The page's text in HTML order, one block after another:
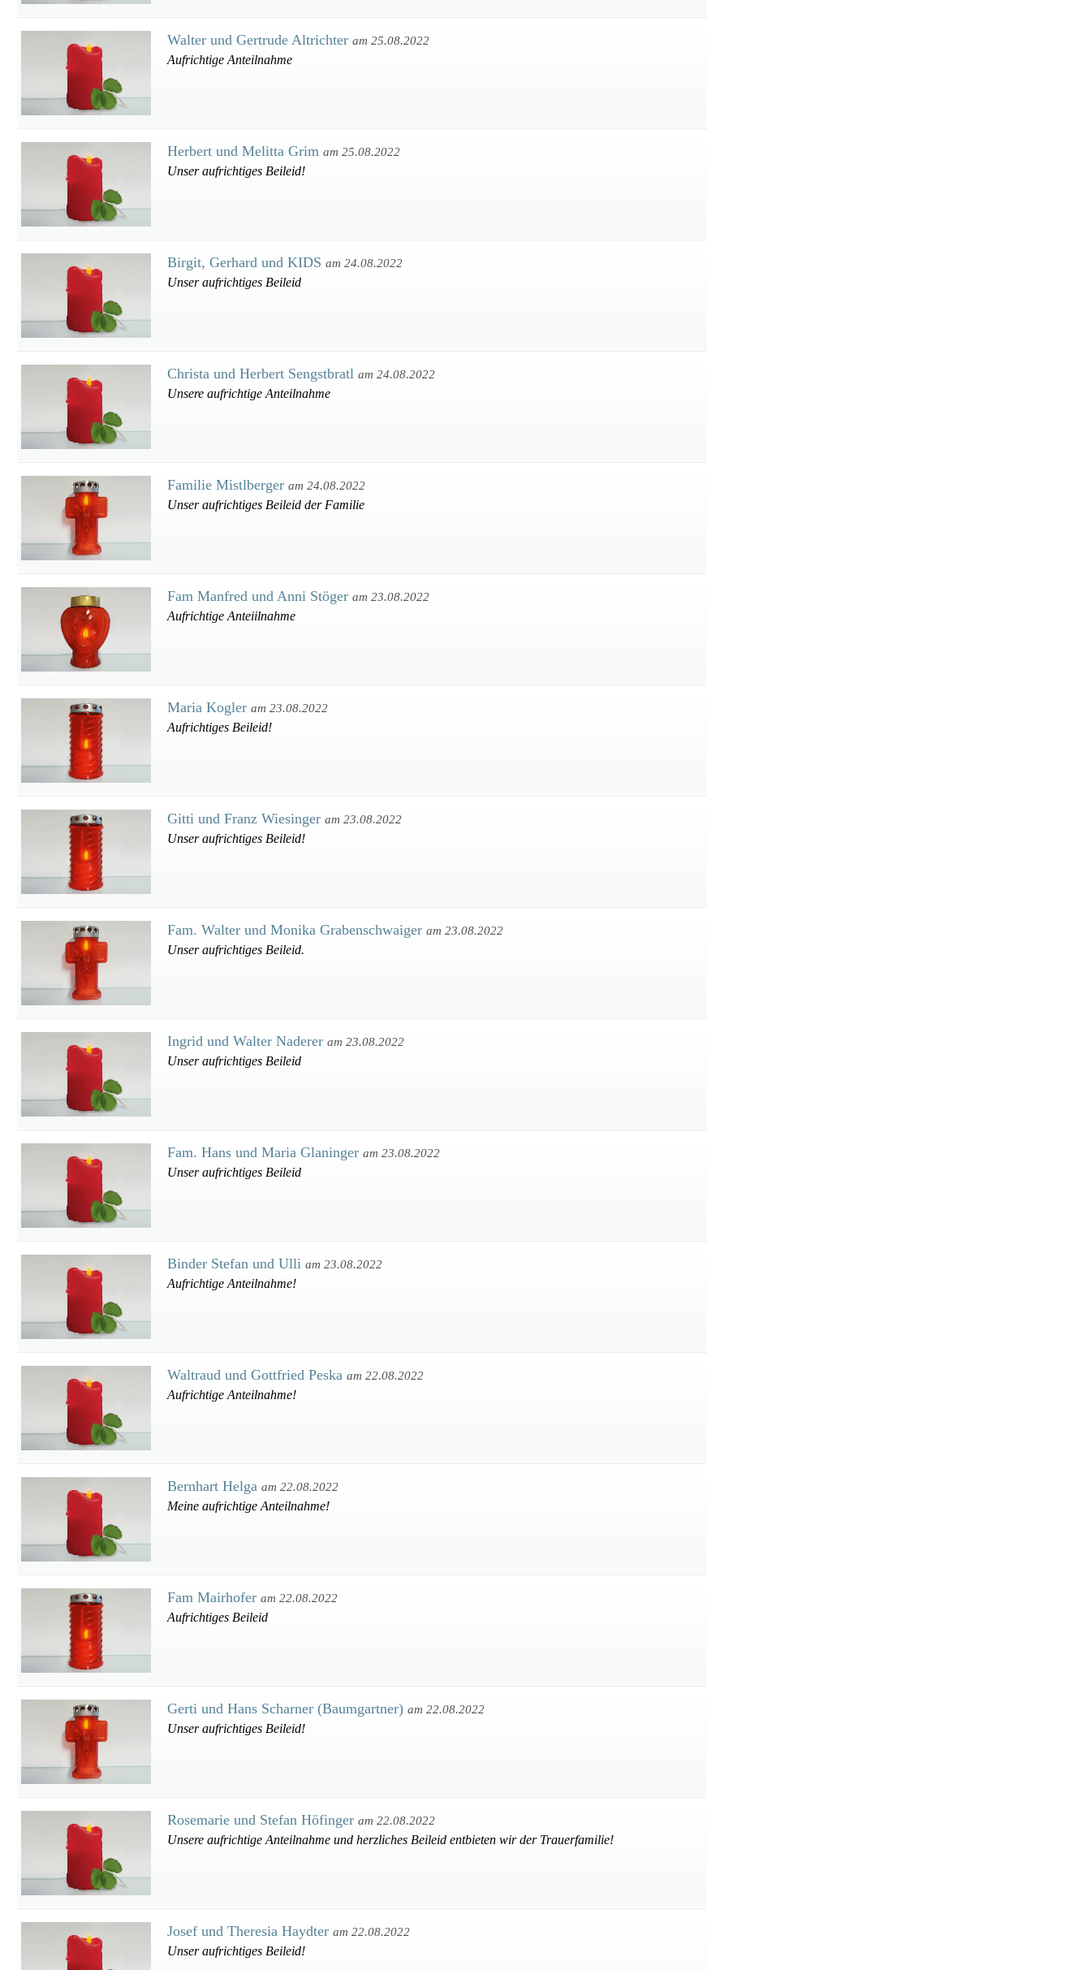
Walter und Gertrude Altrichter am 25.08.2022
Aufrichtige Anteilnahme
Herbert und Melitta Grim am 25.08.2022
Unser aufrichtiges Beileid!
Birgit, Gerhard und KIDS am 24.08.2022
Unser aufrichtiges Beileid
Christa und Herbert Sengstbratl am 24.08.2022
Unsere aufrichtige Anteilnahme
Familie Mistlberger am 24.08.2022
Unser aufrichtiges Beileid der Familie
Fam Manfred und Anni Stöger am 23.08.2022
Aufrichtige Anteiilnahme
Maria Kogler am 23.08.2022
Aufrichtiges Beileid!
Gitti und Franz Wiesinger am 23.08.2022
Unser aufrichtiges Beileid!
Fam. Walter und Monika Grabenschwaiger am 23.08.2022
Unser aufrichtiges Beileid.
Ingrid und Walter Naderer am 23.08.2022
Unser aufrichtiges Beileid
Fam. Hans und Maria Glaninger am 23.08.2022
Unser aufrichtiges Beileid
Binder Stefan und Ulli am 23.08.2022
Aufrichtige Anteilnahme!
Waltraud und Gottfried Peska am 22.08.2022
Aufrichtige Anteilnahme!
Bernhart Helga am 22.08.2022
Meine aufrichtige Anteilnahme!
Fam Mairhofer am 22.08.2022
Aufrichtiges Beileid
Gerti und Hans Scharner (Baumgartner) am 22.08.2022
Unser aufrichtiges Beileid!
Rosemarie und Stefan Höfinger am 22.08.2022
Unsere aufrichtige Anteilnahme und herzliches Beileid entbieten wir der Trauerfamilie!
Josef und Theresia Haydter am 22.08.2022
Unser aufrichtiges Beileid!